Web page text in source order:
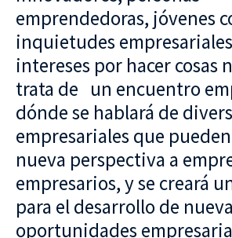
emprendedoras, jóvenes
inquietudes
intereses por hacer cosas
trata de un encuentro
dónde se hablará de
empresariales que
nueva perspectiva a
empresarios, y se creará
para el desarrollo de
oportunidades